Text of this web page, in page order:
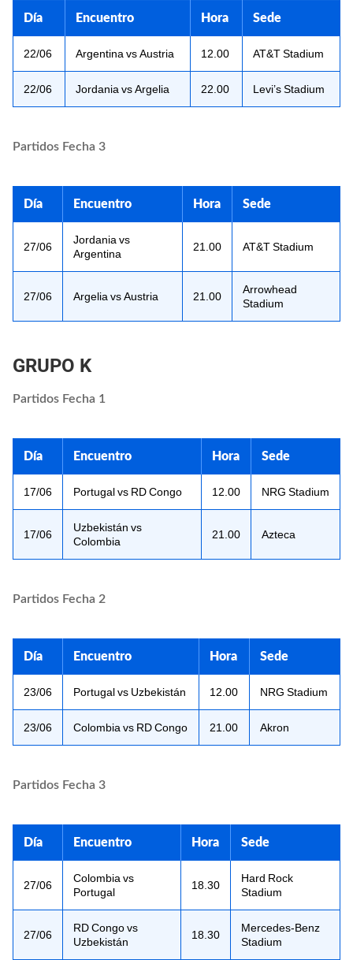
Día Encuentro Hora Sede
22/06 Argentina vs Austria 12.00 AT&T Stadium
22/06 Jordania vs Argelia 22.00 Levi’s Stadium
Partidos Fecha 3
Día Encuentro Hora Sede
27/06
Jordania vs
Argentina
21.00 AT&T Stadium
27/06 Argelia vs Austria 21.00
Arrowhead
Stadium
GRUPO K
Partidos Fecha 1
Día Encuentro Hora Sede
17/06 Portugal vs RD Congo 12.00 NRG Stadium
17/06
Uzbekistán vs
Colombia
21.00 Azteca
Partidos Fecha 2
Día Encuentro Hora Sede
23/06 Portugal vs Uzbekistán 12.00 NRG Stadium
23/06 Colombia vs RD Congo 21.00 Akron
Partidos Fecha 3
Día Encuentro Hora Sede
27/06
Colombia vs
Portugal
18.30
Hard Rock
Stadium
27/06
RD Congo vs
Uzbekistán
18.30
Mercedes-Benz
Stadium